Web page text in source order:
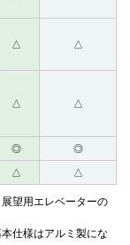
△ △
△ △
◎ ◎
△ △
望用エレベーターの
仕様はアルミ製にな